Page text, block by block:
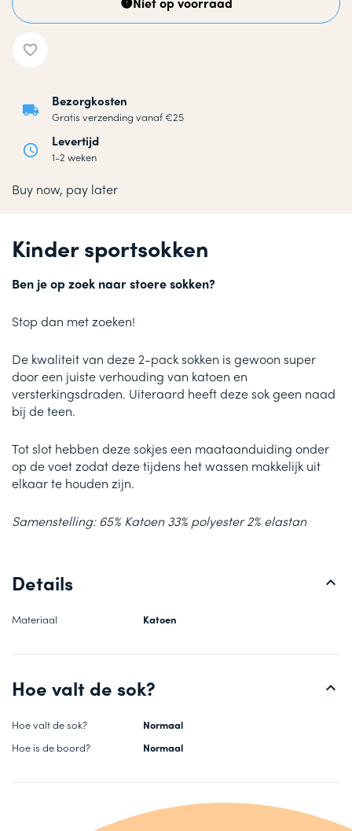
Bezorgkosten
Gratis verzending vanaf €25
Levertijd
1-2 weken
Buy now, pay later
Kinder sportsokken
Ben je op zoek naar stoere sokken?
Stop dan met zoeken!
De kwaliteit van deze 2-pack sokken is gewoon super
door een juiste verhouding van katoen en
versterkingsdraden. Uiteraard heeft deze sok geen naad
bij de teen.
Tot slot hebben deze sokjes een maataanduiding onder
op de voet zodat deze tijdens het wassen makkelijk uit
elkaar te houden zijn.
Samenstelling: 65% Katoen 33% polyester 2% elastan
Details
Materiaal Katoen
Hoe valt de sok?
Hoe valt de sok?
Normaal
Hoe is de boord?
Normaal